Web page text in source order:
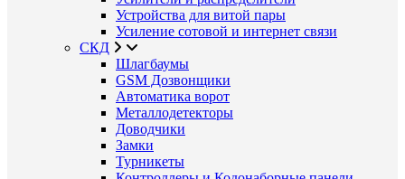
Устройства для витой пары
Усиление сотовой и интернет связи
СКД
Шлагбаумы
GSM Дозвонщики
Автоматика ворот
Металлодетекторы
Доводчики
Замки
Турникеты